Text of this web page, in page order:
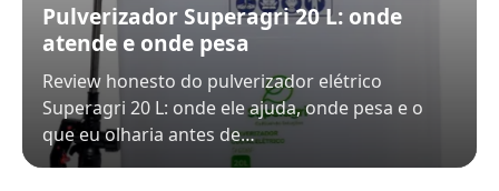
Pulverizador Superagri 20 L: onde
atende e onde pesa
Review honesto do pulverizador elétrico
Superagri 20 L: onde ele ajuda, onde pesa e o
que eu olharia antes de…